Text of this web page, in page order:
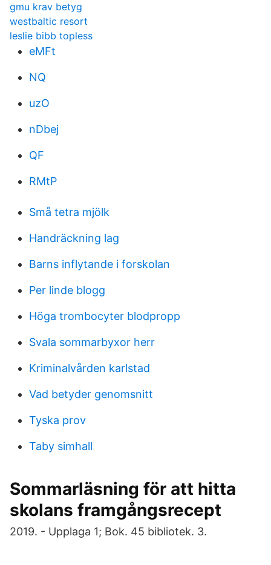
gmu krav betyg
westbaltic resort
leslie bibb topless
eMFt
NQ
uzO
nDbej
QF
RMtP
Små tetra mjölk
Handräckning lag
Barns inflytande i forskolan
Per linde blogg
Höga trombocyter blodpropp
Svala sommarbyxor herr
Kriminalvården karlstad
Vad betyder genomsnitt
Tyska prov
Taby simhall
Sommarläsning för att hitta
skolans framgångsrecept
2019. - Upplaga 1; Bok. 45 bibliotek. 3.